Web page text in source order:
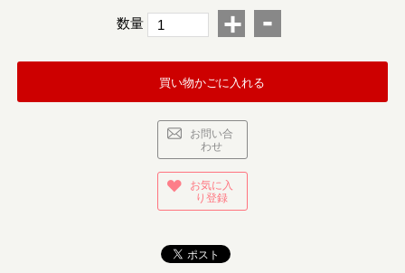
数量 + -
買い物かごに入れる
お問い合
わせ
お気に入
り登録